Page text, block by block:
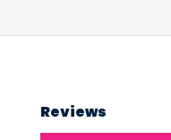
Reviews